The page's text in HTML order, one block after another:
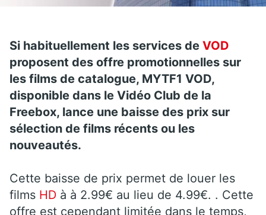
Si habituellement les services de VOD
proposent des offre promotionnelles sur
les films de catalogue, MYTF1 VOD,
disponible dans le Vidéo Club de la
Freebox, lance une baisse des prix sur
sélection de films récents ou les
nouveautés.
Cette baisse de prix permet de louer les
films HD à à 2.99€ au lieu de 4.99€. . Cette
offre est cependant limitée dans le temps,